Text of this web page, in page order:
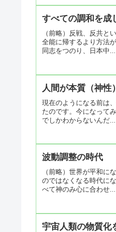
すべての調和を成
（前略）反戦、反共と
全能に帰するより方法
同志をつのり、日本中...
人間が本質（神性
現在のようになる前は
たのです。今になって
でしかわからないんだ...
波動調整の時代
（前略）世界が平和に
のではなくなる時代に
べて神のみ心に合わせ...
宇宙人類の物質